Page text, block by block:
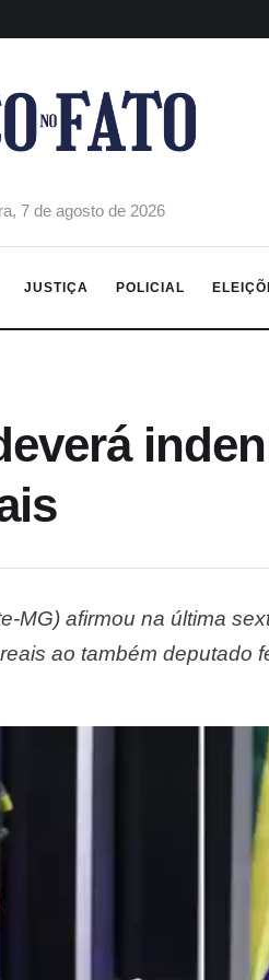
7 de agosto de 2026
JUSTIÇA POLICIAL
MG) afirmou na última
ao também deputado